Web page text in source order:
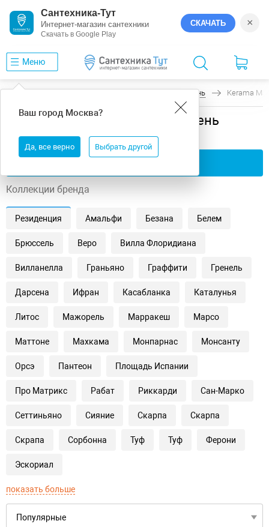
Сантехника-Тут
Интернет-магазин сантехники
Скачать в Google Play
СКАЧАТЬ ×
Меню
Ваш город Москва?
Да, все верно Выбрать другой
Под камень Kerama
Керамическая плитка под камень
Kerama Marazzi
Коллекции бренда
Резиденция Амальфи Безана Белем
Брюссель Веро Вилла Флоридиана
Вилланелла Граньяно Граффити Гренель
Дарсена Ифран Касабланка Каталунья
Литос Мажорель Марракеш Марсо
Маттоне Махкама Монпарнас Монсанту
Орсэ Пантеон Площадь Испании
Про Матрикс Рабат Риккарди Сан-Марко
Сеттиньяно Сияние Скарпа Скарпа
Скрапа Сорбонна Туф Туф Ферони
Эскориал
показать больше